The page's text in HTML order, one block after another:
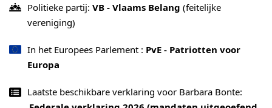
Politieke partij: VB - Vlaams Belang (feitelijke
vereniging)
In het Europees Parlement : PvE - Patriotten voor
Europa
Laatste beschikbare verklaring voor Barbara Bonte: